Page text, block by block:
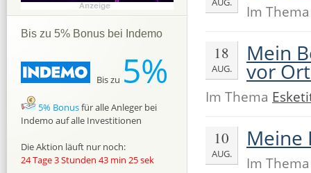
Im
18
AUG.
Mein
vor
Im Thema
10
AUG.
Meine
Im
Bis zu 5% Bonus bei Indemo
Bis zu 5%
5% Bonusfür alle Anleger bei
Indemo auf alle Investitionen
Die Aktion läuft nur noch:
24 Tage 3 Stunden 43 min 24 sek